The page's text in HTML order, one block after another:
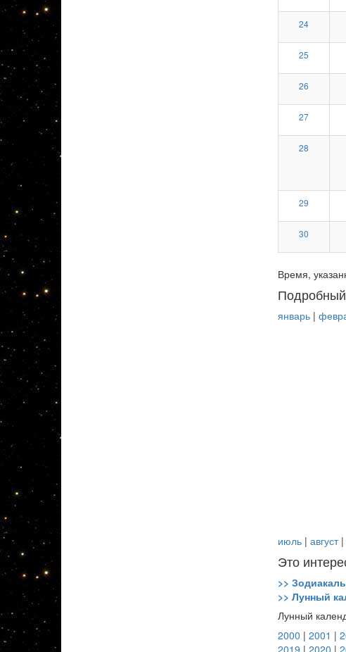
24
25
26
27
28
29
30
Время,
январь|
июль| август|
Это
>>
>> Лунный
Лунный
2000 | 2001 |